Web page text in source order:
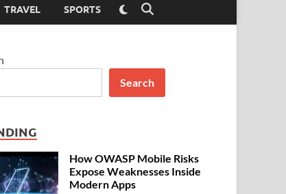
TRAVEL SPORTS Switch
to
Open
Search
Search
How OWASP Mobile Risks
Expose Weaknesses Inside
Modern Apps